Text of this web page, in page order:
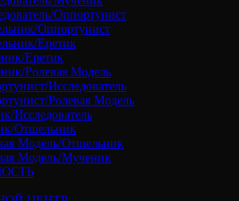
Оппортунист
Оппортунист
Еретик
Еретик
Ролевая Модель
Исследователь
Ролевая Модель
Исследователь
Отшельник
Модель/Отшельник
Модель/Мученик